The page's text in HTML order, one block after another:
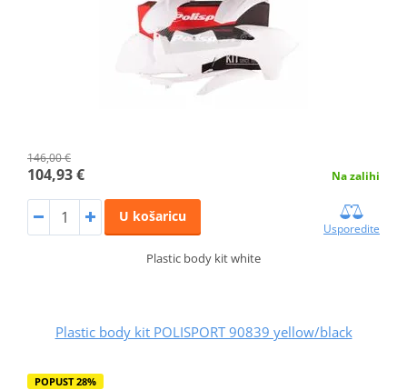
146,00 €
104,93 € Na zalihi
U košaricu
Usporedite
Plastic body kit white
Plastic body kit POLISPORT 90839 yellow/black
POPUST 28%